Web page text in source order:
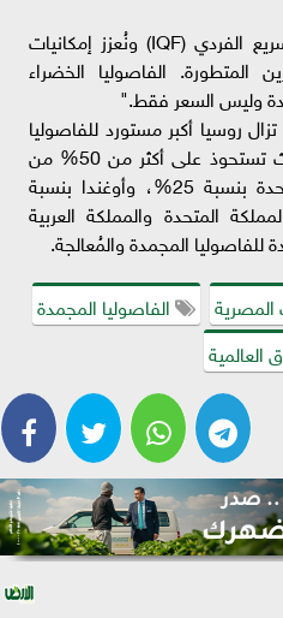
"نُوسع قدراتنا في التجميد السريع الفردي (IQF) ونُعزز إمكانيات
المتطورة. الفاصوليا الخضراء
وليس السعر فقط."
روسيا أكبر مستورد للفاصوليا
الخضراء الطازجة المصرية، حيث تستحوذ على أكثر من 50% من
الصادرات، تليها الولايات المتحدة بنسبة 25%، وأوغندا بنسبة
المتحدة والمملكة العربية
للفاصوليا المجمدة والمُعالجة.
المصرية
الفاصوليا المجمدة
العالمية